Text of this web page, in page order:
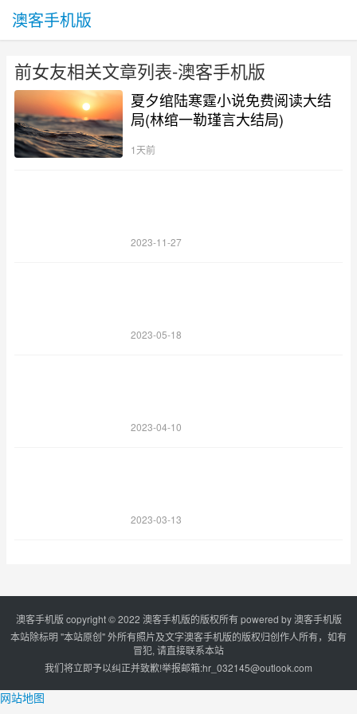
澳客手机版
前女友相关文章列表-澳客手机版
夏夕绾陆寒霆小说免费阅读大结
局(林绾一勒瑾言大结局)
1天前
2023-11-27
2023-05-18
2023-04-10
2023-03-13
澳客手机版 copyright © 2022 澳客手机版的版权所有 powered by澳客手机版
本站除标明 "本站原创" 外所有照片及文字澳客手机版的版权归创作人所有，如有
冒犯, 请直接联系本站
我们将立即予以纠正并致歉!举报邮箱:hr_032145@outlook.com
网站地图